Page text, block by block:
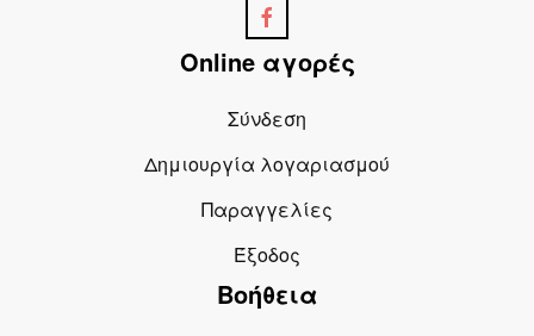
Online αγορές
Σύνδεση
Δημιουργία λογαριασμού
Παραγγελίες
Έξοδος
Βοήθεια